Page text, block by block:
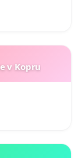
v Kopru